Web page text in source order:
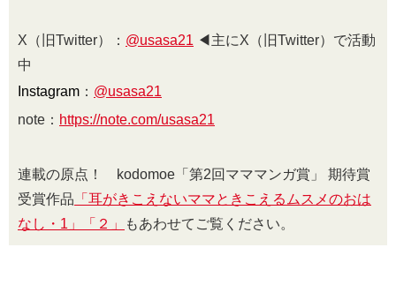
X（旧Twitter）： @usasa21 ◀︎主にX（旧Twitter）で活動
中
Instagram ： @usasa21
note： https://note.com/usasa21
連載の原点！ kodomoe「第2回マママンガ賞」 期待賞
受賞作品 「耳がきこえないママときこえるムスメのおは
なし・1」
「２」 もあわせてご覧ください。